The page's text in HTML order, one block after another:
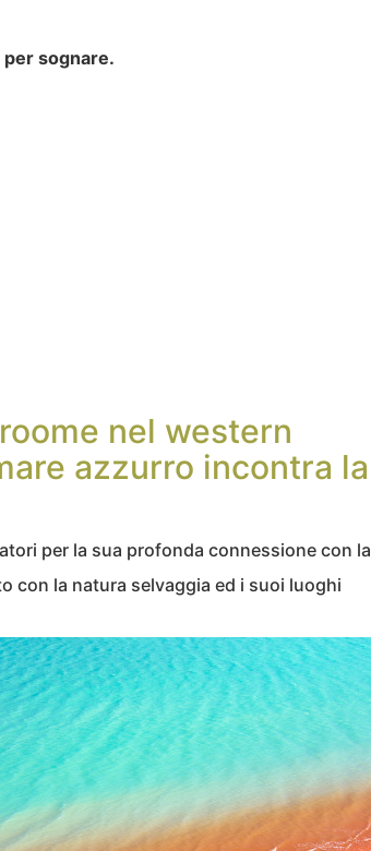
per sognare.
nel western
azzurro incontra la
per la sua profonda connessione con la
con la natura selvaggia ed i suoi luoghi